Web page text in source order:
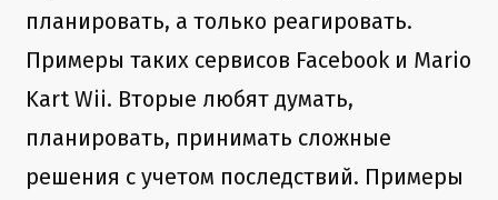
планировать, а только реагировать.
Примеры таких сервисов Facebook и Mario
Kart Wii. Вторые любят думать,
планировать, принимать сложные
решения с учетом последствий. Примеры